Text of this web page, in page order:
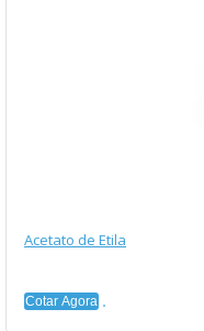
Acetato de Etila
Cotar Agora